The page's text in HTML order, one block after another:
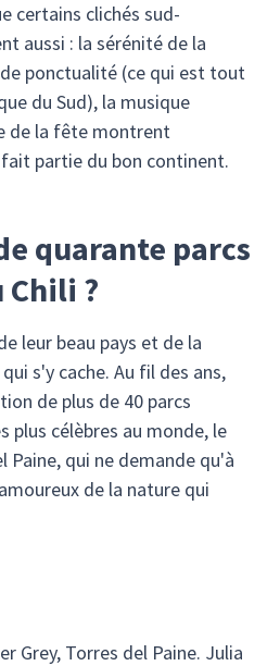
certains clichés sud-
aussi : la sérénité de la
ponctualité (ce qui est tout
du Sud), la musique
de la fête montrent
partie du bon continent.
quarante parcs
?
leur beau pays et de la
s'y cache. Au fil des ans,
de plus de 40 parcs
plus célèbres au monde, le
Paine, qui ne demande qu'à
de la nature qui
Grey, Torres del Paine. Julia